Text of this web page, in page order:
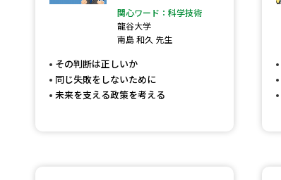
関心ワード：科学技術
龍谷大学
南島 和久 先生
その判断は正しいか
同じ失敗をしないために
未来を支える政策を考える